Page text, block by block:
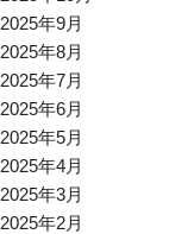
2025年9月
2025年8月
2025年7月
2025年6月
2025年5月
2025年4月
2025年3月
2025年2月